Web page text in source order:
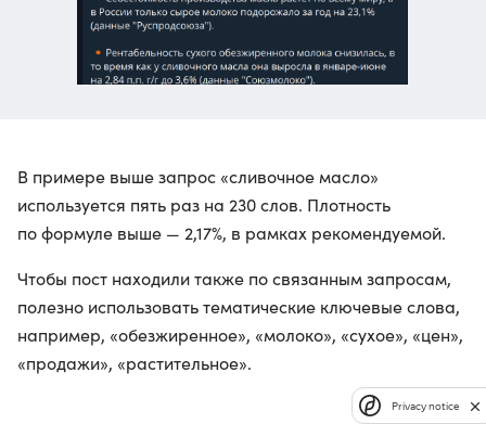
В примере выше запрос «сливочное масло»
используется пять раз на 230 слов. Плотность
по формуле выше — 2,17%, в рамках рекомендуемой.
Чтобы пост находили также по связанным запросам,
полезно использовать тематические ключевые слова,
например, «обезжиренное», «молоко», «сухое», «цен»,
«продажи», «растительное».
Privacy notice